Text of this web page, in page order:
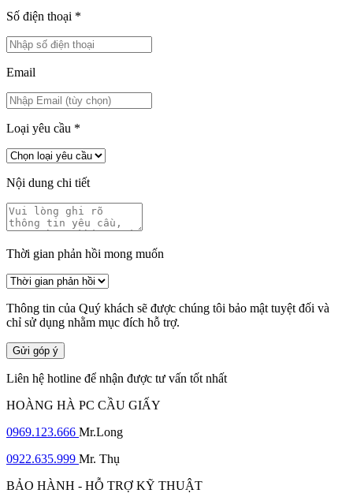
Số điện thoại *
Email
Loại yêu cầu *
Nội dung chi tiết
Thời gian phản hồi mong muốn
Thông tin của Quý khách sẽ được chúng tôi bảo mật tuyệt đối và
chỉ sử dụng nhằm mục đích hỗ trợ.
Gửi góp ý
Liên hệ hotline để nhận được tư vấn tốt nhất
HOÀNG HÀ PC CẦU GIẤY
0969.123.666 Mr.Long
0922.635.999 Mr. Thụ
BẢO HÀNH - HỖ TRỢ KỸ THUẬT